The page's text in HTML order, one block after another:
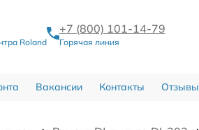
Roland
+7 (800) 101-14-79
Горячая линия
Вакансии Контакты Отзывы